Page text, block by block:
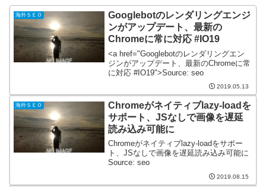
海外ＳＥＯ
Googlebotのレンダリングエンジ
ンがアップデート、最新の
Chromeに常に対応 #IO19
<a href="Googlebotのレンダリングエン
ジンがアップデート、最新のChromeに常
に対応 #IO19">Source: seo
2019.05.13
海外ＳＥＯ
Chromeがネイティブlazy-loadを
サポート、JSなしで画像を遅延
読み込み可能に
Chromeがネイティブlazy-loadをサポー
ト、JSなしで画像を遅延読み込み可能に
Source: seo
2019.08.15